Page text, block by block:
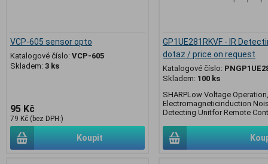
VCP-605 sensor opto
Katalogové číslo: VCP-605
Skladem: 3 ks
95 Kč
79 Kč (bez DPH:)
Koupit
GP1UE281RKVF - IR
dotaz / price on request
Katalogové číslo:
Skladem: 100 ks
SHARPLow Voltage
Electromagneticinduction
Detecting Unitfor Remote